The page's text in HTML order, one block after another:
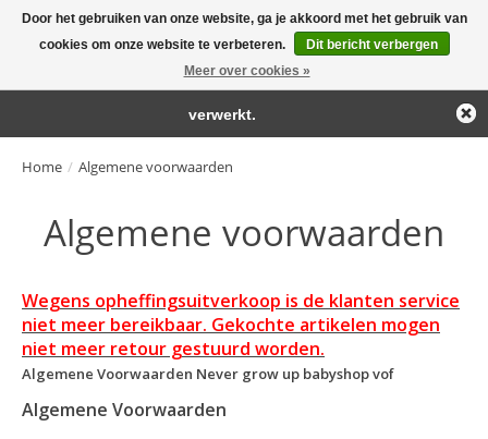
Large selection of products and fast shipping!
Home / Algemene voorwaarden
Algemene voorwaarden
Wegens opheffingsuitverkoop is de klanten service
niet meer bereikbaar. Gekochte artikelen mogen
niet meer retour gestuurd worden.
Algemene Voorwaarden Never grow up babyshop vof
Algemene Voorwaarden
Door het gebruiken van onze website, ga je akkoord met het gebruik van
cookies om onze website te verbeteren.
Dit bericht verbergen
Meer over cookies »
← Keer terug naar de backofficeDeze winkel is in aanbouw.
Eventueel geplaatste orders zullen niet worden gehonoreerd of
verwerkt.